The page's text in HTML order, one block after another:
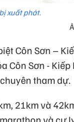
xuất phát.
Côn Sơn –
Côn Sơn - Kiếp
tham dự.
21km và
và cự